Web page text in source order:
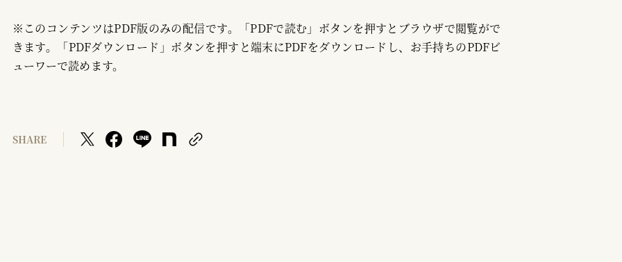
※このコンテンツはPDF版のみの配信です。「PDFで読む」ボタンを押すとブラウザで閲覧がで
きます。「PDFダウンロード」ボタンを押すと端末にPDFをダウンロードし、お手持ちのPDFビ
ューワーで読めます。
SHARE